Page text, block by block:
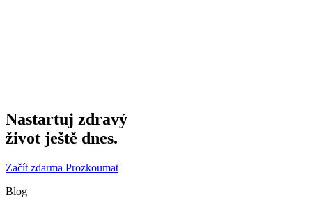
Nastartuj zdravý
život ještě dnes.
Začít zdarma Prozkoumat
Blog